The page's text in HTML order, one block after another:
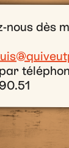
nous dès